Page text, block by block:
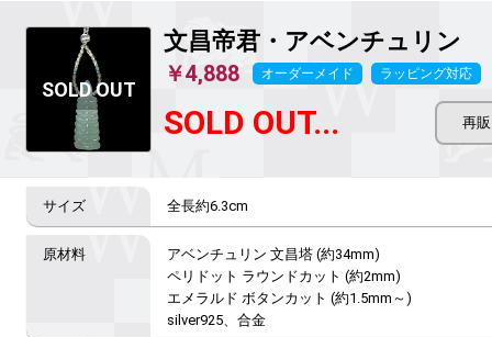
文昌帝君 ・アベンチュリン
￥4,888 オーダーメイド ラッピング対応
SOLD OUT...
全長約6.3cm
アベンチュリン 文昌塔 (約34mm)
ペリドット ラウンドカット (約2mm)
エメラルド ボタンカット (約1.5mm～)
silver925、合金